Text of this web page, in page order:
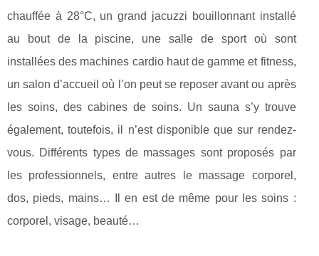
chauffée à 28°C, un grand jacuzzi bouillonnant installé
au bout de la piscine, une salle de sport où sont
installées des machines cardio haut de gamme et fitness,
un salon d’accueil où l’on peut se reposer avant ou après
les soins, des cabines de soins. Un sauna s’y trouve
également, toutefois, il n’est disponible que sur rendez-
vous. Différents types de massages sont proposés par
les professionnels, entre autres le massage corporel,
dos, pieds, mains… Il en est de même pour les soins :
corporel, visage, beauté…